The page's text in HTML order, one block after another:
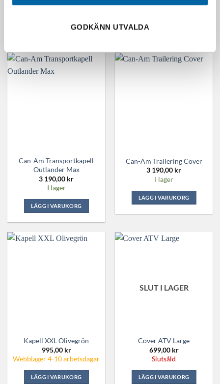
GODKÄNN UTVALDALÄGG I VARUKORG
Can-Am Transportkapell
Outlander Max
3 190,00 kr
I lager
LÄGG I VARUKORG
Can-Am Trailering Cover
3 190,00 kr
I lager
LÄGG I VARUKORG
Kapell XXL Olivegrön
995,00 kr
Webblager 4-10 arbetsdagar
LÄGG I VARUKORG
SLUT I LAGER
Cover ATV Large
699,00 kr
Slutsåld
LÄGG I VARUKORG